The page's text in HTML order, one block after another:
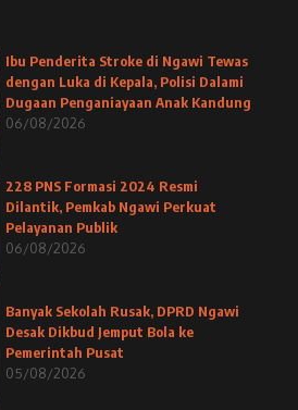
Ibu Penderita Stroke di Ngawi Tewas
dengan Luka di Kepala, Polisi Dalami
Dugaan Penganiayaan Anak Kandung
06/08/2026
228 PNS Formasi 2024 Resmi
Dilantik, Pemkab Ngawi Perkuat
Pelayanan Publik
06/08/2026
Banyak Sekolah Rusak, DPRD Ngawi
Desak Dikbud Jemput Bola ke
Pemerintah Pusat
05/08/2026